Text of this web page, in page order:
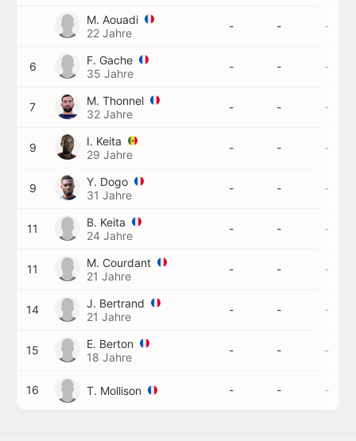
M. Aouadi
22 Jahre
- - -
6
F. Gache
35 Jahre
- - -
7
M. Thonnel
32 Jahre
- - -
9
I. Keita
29 Jahre
- - -
9
Y. Dogo
31 Jahre
- - -
11
B. Keita
24 Jahre
- - -
11
M. Courdant
21 Jahre
- - -
14
J. Bertrand
21 Jahre
- - -
15
E. Berton
18 Jahre
- - -
16 T. Mollison - - -